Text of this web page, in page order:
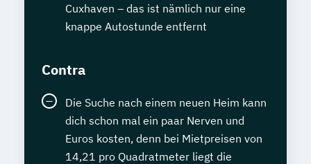
Cuxhaven – das ist nämlich nur eine
knappe Autostunde entfernt
Contra
Die Suche nach einem neuen Heim kann
dich schon mal ein paar Nerven und
Euros kosten, denn bei Mietpreisen von
14,21 pro Quadratmeter liegt die